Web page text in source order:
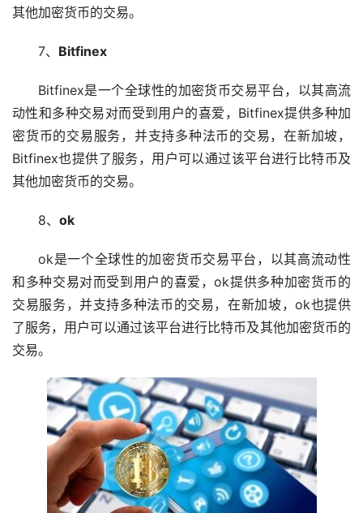
其他加密货币的交易。
7、 Bitfinex
Bitfinex是一个全球性的加密货币交易平台，以其高流
动性和多种交易对而受到用户的喜爱，Bitfinex提供多种加
密货币的交易服务，并支持多种法币的交易，在新加坡，
Bitfinex也提供了服务，用户可以通过该平台进行比特币及
其他加密货币的交易。
8、 ok
ok是一个全球性的加密货币交易平台，以其高流动性
和多种交易对而受到用户的喜爱，ok提供多种加密货币的
交易服务，并支持多种法币的交易，在新加坡，ok也提供
了服务，用户可以通过该平台进行比特币及其他加密货币的
交易。